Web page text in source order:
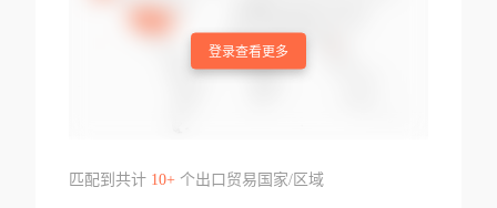
登录查看更多
匹配到共计 10+个出口贸易国家/区域